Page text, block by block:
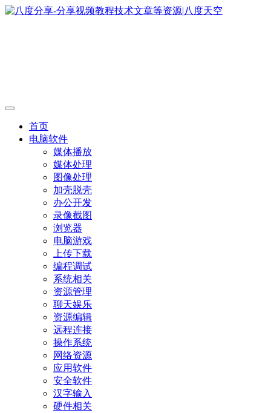
首页
电脑软件
媒体播放
媒体处理
图像处理
加壳脱壳
办公开发
录像截图
浏览器
电脑游戏
上传下载
编程调试
系统相关
资源管理
聊天娱乐
资源编辑
远程连接
操作系统
网络资源
应用软件
安全软件
汉字输入
硬件相关